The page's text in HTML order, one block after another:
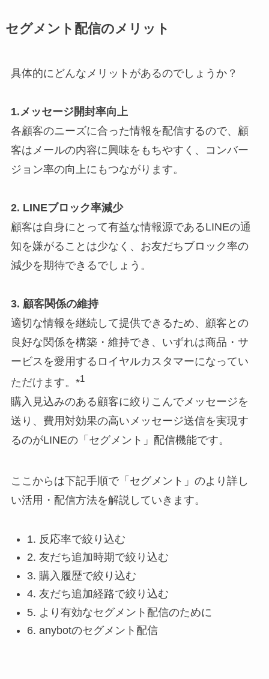
セグメント配信のメリット
具体的にどんなメリットがあるのでしょうか？
1.メッセージ開封率向上
各顧客のニーズに合った情報を配信するので、顧
客はメールの内容に興味をもちやすく、コンバー
ジョン率の向上にもつながります。
2. LINEブロック率減少
顧客は自身にとって有益な情報源であるLINEの通
知を嫌がることは少なく、お友だちブロック率の
減少を期待できるでしょう。
3. 顧客関係の維持
適切な情報を継続して提供できるため、顧客との
良好な関係を構築・維持でき、いずれは商品・サ
ービスを愛用するロイヤルカスタマーになってい
ただけます。*1
購入見込みのある顧客に絞りこんでメッセージを
送り、費用対効果の高いメッセージ送信を実現す
るのがLINEの「セグメント」配信機能です。
ここからは下記手順で「セグメント」のより詳し
い活用・配信方法を解説していきます。
1. 反応率で絞り込む
2. 友だち追加時期で絞り込む
3. 購入履歴で絞り込む
4. 友だち追加経路で絞り込む
5. より有効なセグメント配信のために
6. anybotのセグメント配信